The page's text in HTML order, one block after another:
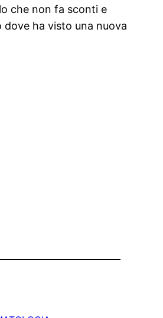
che non fa sconti e
dove ha visto una nuova